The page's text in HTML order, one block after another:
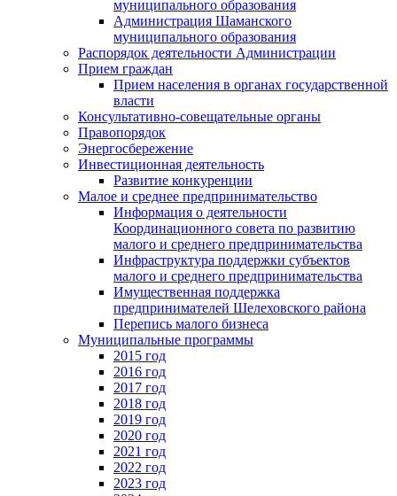
муниципального образования
Администрация Шаманского
муниципального образования
Распорядок деятельности Администрации
Прием граждан
Прием населения в органах государственной
власти
Консультативно-совещательные органы
Правопорядок
Энергосбережение
Инвестиционная деятельность
Развитие конкуренции
Малое и среднее предпринимательство
Информация о деятельности
Координационного совета по развитию
малого и среднего предпринимательства
Инфраструктура поддержки субъектов
малого и среднего предпринимательства
Имущественная поддержка
предпринимателей Шелеховского района
Перепись малого бизнеса
Муниципальные программы
2015 год
2016 год
2017 год
2018 год
2019 год
2020 год
2021 год
2022 год
2023 год